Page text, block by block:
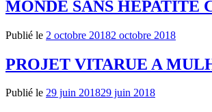
MONDE SANS HÉPATITE
Publié le 2 octobre 20182 octobre 2018
PROJET VITARUE A
Publié le 29 juin 201829 juin 2018